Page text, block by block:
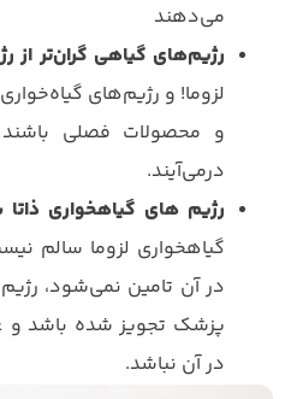
می‌دهند
رژیم‌های گیاهی گران‌تر
لزوما! و رژیم‌های
و محصولات فصلی
درمی‌آیند.
رژیم های گیاهخواری
گیاهخواری لزوما سالم
در آن تامین نمی‌شود،
پزشک تجویز شده باشد و
در آن نباشد.